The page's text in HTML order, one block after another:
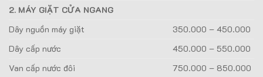
2. MÁY GIẶT CỬA NGANG
Dây nguồn máy giặt
350.000 – 450.000
Dây cấp nước
450.000 – 550.000
Van cấp nước đôi
750.000 – 850.000